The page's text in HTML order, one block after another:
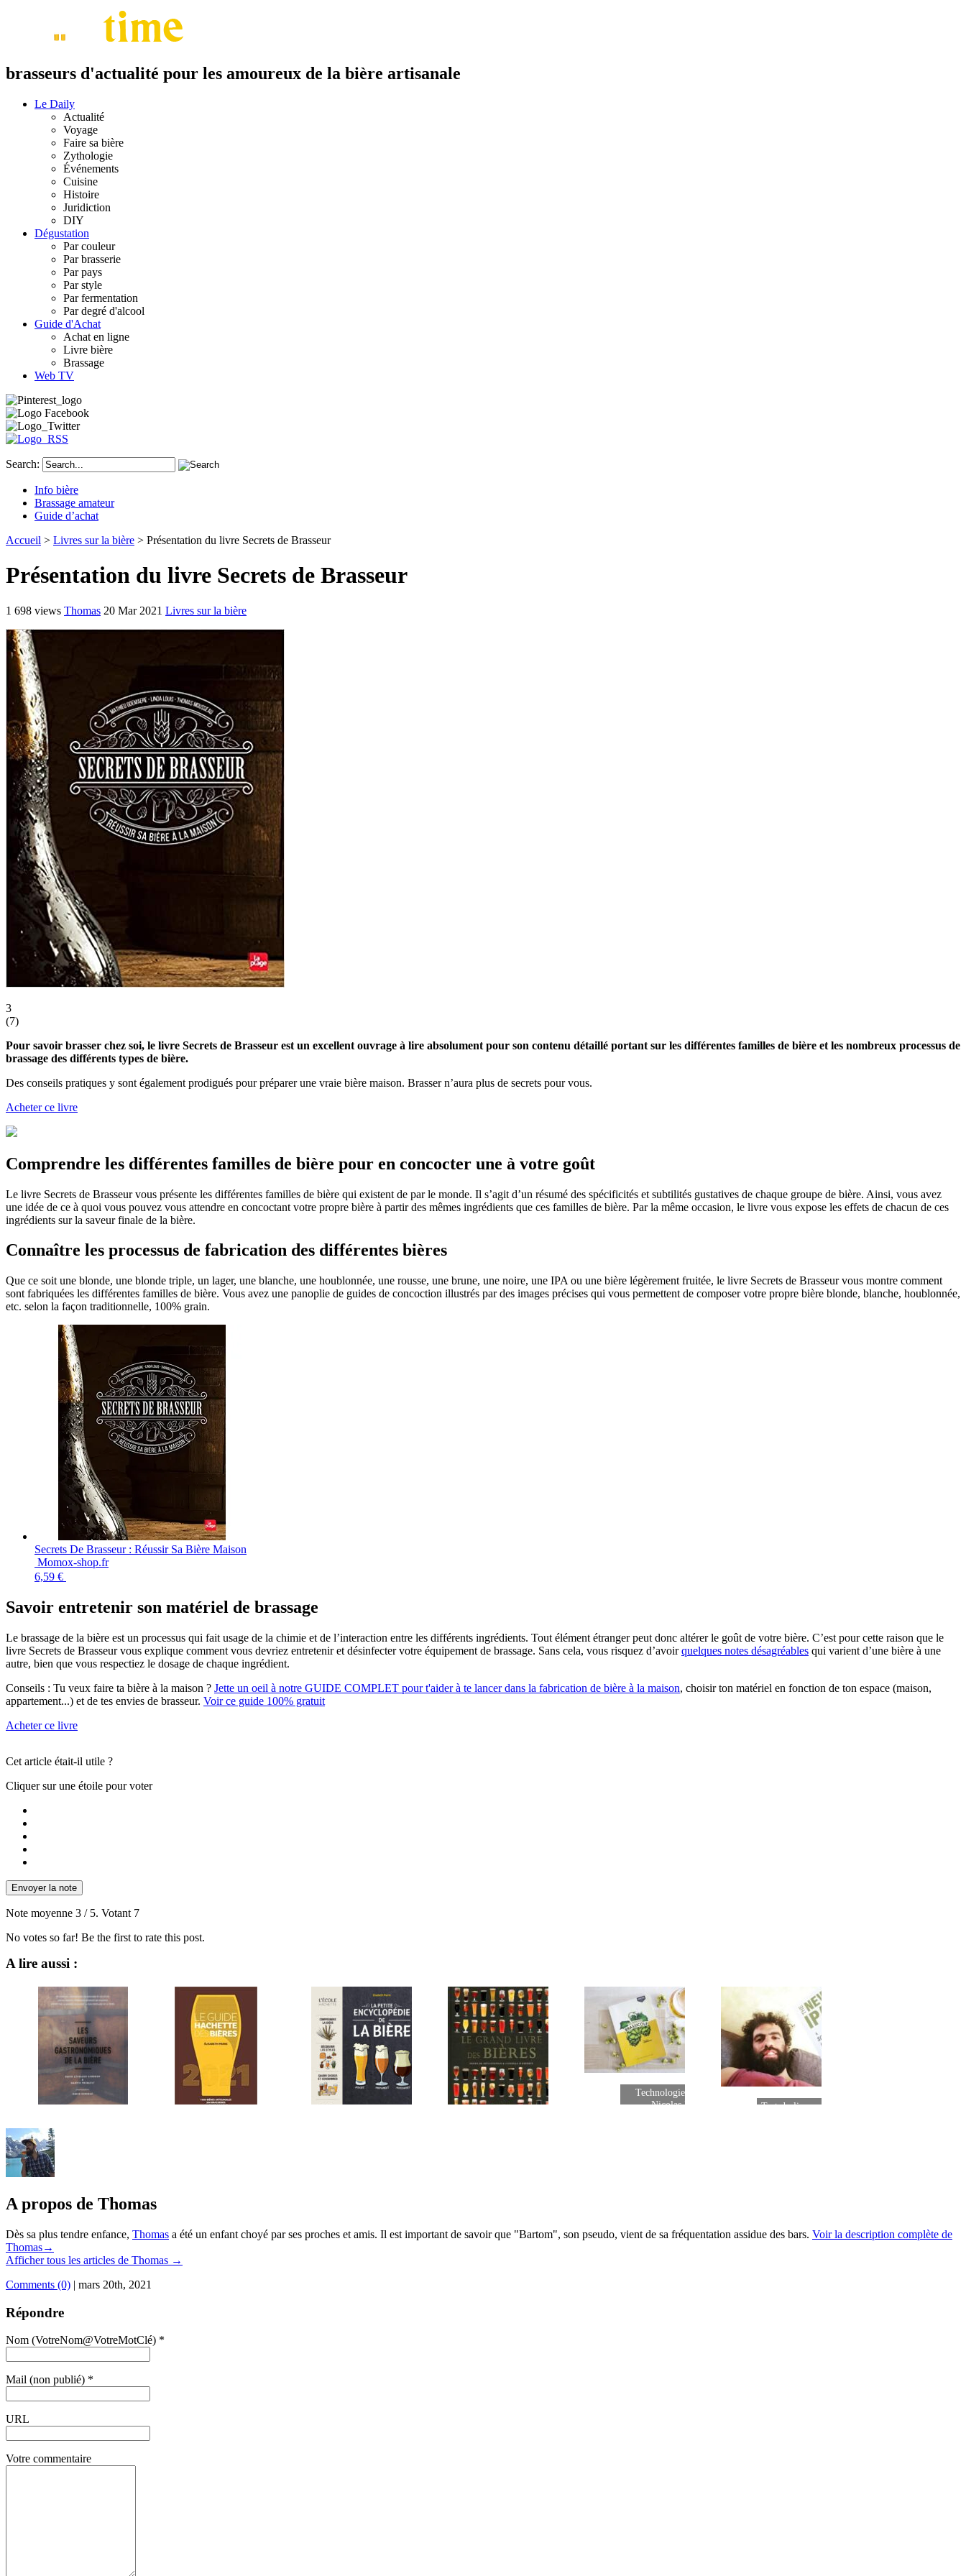
brasseurs d'actualité pour les amoureux de la bière artisanale
Le Daily
Actualité
Voyage
Faire sa bière
Zythologie
Événements
Cuisine
Histoire
Juridiction
DIY
Dégustation
Par couleur
Par brasserie
Par pays
Par style
Par fermentation
Par degré d'alcool
Guide d'Achat
Achat en ligne
Livre bière
Brassage
Web TV
Search:
Info bière
Brassage amateur
Guide d’achat
Accueil > Livres sur la bière > Présentation du livre Secrets de Brasseur
Présentation du livre Secrets de Brasseur
1 698 views Thomas 20 Mar 2021 Livres sur la bière
3
(7)
Pour savoir brasser chez soi, le livre Secrets de Brasseur est un excellent ouvrage à lire absolument pour son contenu détaillé portant sur les différentes familles de bière et les nombreux processus de
brassage des différents types de bière.
Des conseils pratiques y sont également prodigués pour préparer une vraie bière maison. Brasser n’aura plus de secrets pour vous.
Acheter ce livre
Comprendre les différentes familles de bière pour en concocter une à votre goût
Le livre Secrets de Brasseur vous présente les différentes familles de bière qui existent de par le monde. Il s’agit d’un résumé des spécificités et subtilités gustatives de chaque groupe de bière. Ainsi, vous avez
une idée de ce à quoi vous pouvez vous attendre en concoctant votre propre bière à partir des mêmes ingrédients que ces familles de bière. Par la même occasion, le livre vous expose les effets de chacun de ces
ingrédients sur la saveur finale de la bière.
Connaître les processus de fabrication des différentes bières
Que ce soit une blonde, une blonde triple, un lager, une blanche, une houblonnée, une rousse, une brune, une noire, une IPA ou une bière légèrement fruitée, le livre Secrets de Brasseur vous montre comment
sont fabriquées les différentes familles de bière. Vous avez une panoplie de guides de concoction illustrés par des images précises qui vous permettent de composer votre propre bière blonde, blanche, houblonnée,
etc. selon la façon traditionnelle, 100% grain.
Secrets De Brasseur : Réussir Sa Bière Maison
6,59 €
Savoir entretenir son matériel de brassage
Le brassage de la bière est un processus qui fait usage de la chimie et de l’interaction entre les différents ingrédients. Tout élément étranger peut donc altérer le goût de votre bière. C’est pour cette raison que le
livre Secrets de Brasseur vous explique comment vous devriez entretenir et désinfecter votre équipement de brassage. Sans cela, vous risquez d’avoirquelques notes désagréables qui varient d’une bière à une
autre, bien que vous respectiez le dosage de chaque ingrédient.
Conseils : Tu veux faire ta bière à la maison ? Jette un oeil à notre GUIDE COMPLET pour t'aider à te lancer dans la fabrication de bière à la maison, choisir ton matériel en fonction de ton espace (maison,
appartement...) et de tes envies de brasseur. Voir ce guide 100% gratuit
Acheter ce livre
Cet article était-il utile ?
Cliquer sur une étoile pour voter
Envoyer la note
Note moyenne 3 / 5. Votant 7
No votes so far! Be the first to rate this post.
A lire aussi :
Technologie brassicole de
Nicolas Imbreckx
Test du livre « The New IPA »
A propos de Thomas
Dès sa plus tendre enfance, Thomas a été un enfant choyé par ses proches et amis. Il est important de savoir que "Bartom", son pseudo, vient de sa fréquentation assidue des bars. Voir la description complète de
Thomas→
Afficher tous les articles de Thomas →
Comments (0) | mars 20th, 2021
Répondre
Nom (VotreNom@VotreMotClé) *
Mail (non publié) *
URL
Votre commentaire